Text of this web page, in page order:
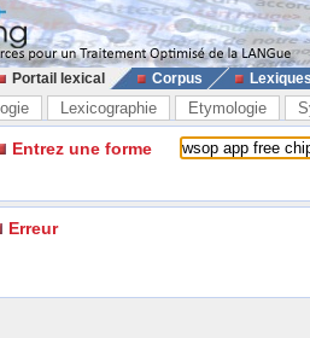
Portail lexical Corpus
Lexicographie Etymologie
Entrez une forme
Erreur